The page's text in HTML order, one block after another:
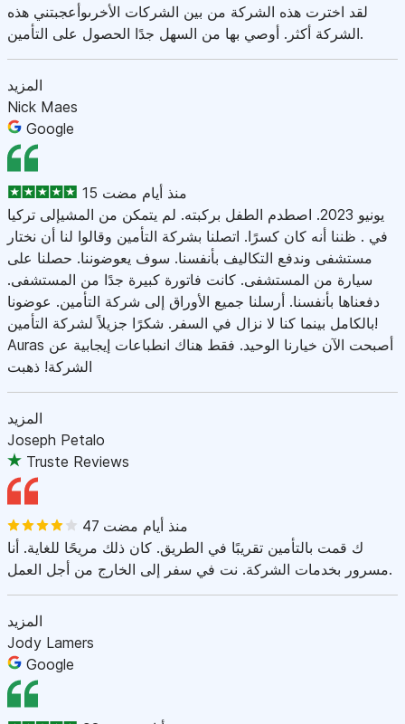
لقد اخترت هذه الشركة من بين الشركات الأخرىوأعجبتني هذه
الشركة أكثر. أوصي بها من السهل جدًا الحصول على التأمين.
المزيد
Nick Maes
Google
15 منذ أيام مضت
يونيو 2023. اصطدم الطفل بركبته. لم يتمكن من المشيإلى تركيا
في . ظننا أنه كان كسرًا. اتصلنا بشركة التأمين وقالوا لنا أن نختار
مستشفى وندفع التكاليف بأنفسنا. سوف يعوضوننا. حصلنا على
سيارة من المستشفى. كانت فاتورة كبيرة جدًا من المستشفى.
دفعناها بأنفسنا. أرسلنا جميع الأوراق إلى شركة التأمين. عوضونا
بالكامل بينما كنا لا نزال في السفر. شكرًا جزيلاً لشركة التأمين!
Auras أصبحت الآن خيارنا الوحيد. فقط هناك انطباعات إيجابية عن
الشركة! ذهبت
المزيد
Joseph Petalo
Truste Reviews
47 منذ أيام مضت
ك قمت بالتأمين تقريبًا في الطريق. كان ذلك مريحًا للغاية. أنا
مسرور بخدمات الشركة. نت في سفر إلى الخارج من أجل العمل.
المزيد
Jody Lamers
Google